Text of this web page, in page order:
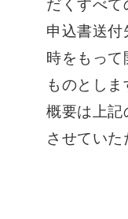
申込書送
時をもっ
ものとしま
概要は上
させていた